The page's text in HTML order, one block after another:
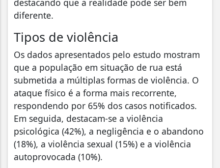
destacando que a realidade pode ser bem
diferente.
Tipos de violência
Os dados apresentados pelo estudo mostram
que a população em situação de rua está
submetida a múltiplas formas de violência. O
ataque físico é a forma mais recorrente,
respondendo por 65% dos casos notificados.
Em seguida, destacam-se a violência
psicológica (42%), a negligência e o abandono
(18%), a violência sexual (15%) e a violência
autoprovocada (10%).